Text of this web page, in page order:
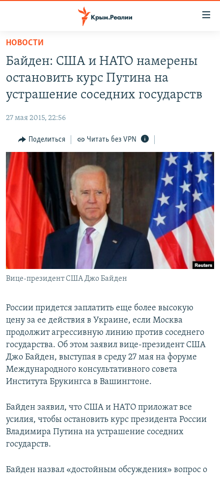
Вернуться
основному
содержанию
главной
Вернутся
поиску
СПЕЦПРОЕКТЫ
11 ЛЕТ ОККУПАЦИИ КРЫМА. 11 ИСТОРИЙ СОПРОТИВЛЕНИЯ
ЕЩЕ
ИНТЕРАКТИВ
ИНФОГРАФИКА
ТЕЛЕПРОЕКТ КРЫМ.РЕАЛИИ
СОВЕТЫ ПРАВОЗАЩИТНИКОВ
ПРОПАВШИЕ БЕЗ ВЕСТИ
ПОБЕДИТЕЛЕЙ НЕ СУДЯТ?
КРЫМ.НЕПОКОРЕННЫЙ
УКРАИНСКАЯ ПРОБЛЕМА КРЫМА
РАДІО СВОБОДА
КАК ОБОЙТИ БЛОКИРОВКУ
Українською
Qırımtatar
ПРИСОЕДИНЯЙТЕСЬ!
НОВОСТИ
Байден: США и НАТО намерены
остановить курс Путина на
устрашение соседних государств
27 мая 2015, 22:56
Поделиться Читать без VPN
Вице-президент США Джо Байден
России придется заплатить еще более высокую
цену за ее действия в Украине, если Москва
продолжит агрессивную линию против соседнего
государства. Об этом заявил вице-президент США
Джо Байден, выступая в среду 27 мая на форуме
Международного консультативного совета
Института Брукингса в Вашингтоне.
Байден заявил, что США и НАТО приложат все
усилия, чтобы остановить курс президента России
Владимира Путина на устрашение соседних
государств.
Байден назвал «достойным обсуждения» вопрос о